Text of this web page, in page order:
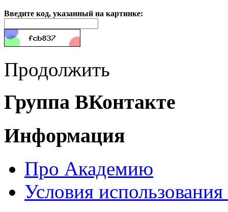
Введите код, указанный на картинке:
Продолжить
Группа ВКонтакте
Информация
Про Академию
Условия